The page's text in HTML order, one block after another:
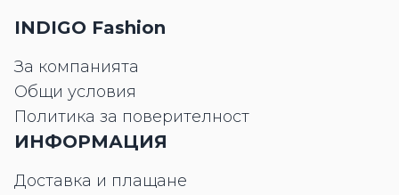
INDIGO Fashion
За компанията
Общи условия
Политика за поверителност
ИНФОРМАЦИЯ
Доставка и плащане